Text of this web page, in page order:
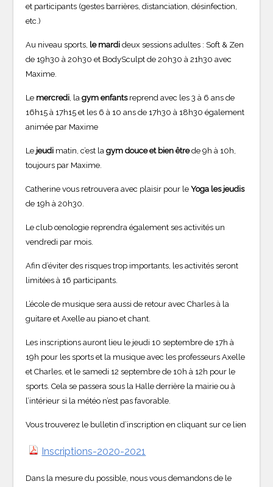
et participants (gestes barrières, distanciation, désinfection,
etc.)
Au niveau sports, le mardi deux sessions adultes : Soft & Zen
de 19h30 à 20h30 et BodySculpt de 20h30 à 21h30 avec
Maxime.
Le mercredi , la gym enfantsreprend avec les 3 à 6 ans de
16h15 à 17h15 et les 6 à 10 ans de 17h30 à 18h30 également
animée par Maxime
Le jeudi matin, c’est lagym douce et bien êtrede 9h à 10h,
toujours par Maxime.
Catherine vous retrouvera avec plaisir pour leYoga les jeudis
de 19h à 20h30.
Le club œnologie reprendra également ses activités un
vendredi par mois.
Afin d’éviter des risques trop importants, les activités seront
limitées à 16 participants.
L’école de musique sera aussi de retour avec Charles à la
guitare et Axelle au piano et chant.
Les inscriptions auront lieu le jeudi 10 septembre de 17h à
19h pour les sports et la musique avec les professeurs Axelle
et Charles, et le samedi 12 septembre de 10h à 12h pour le
sports. Cela se passera sous la Halle derrière la mairie ou à
l’intérieur si la météo n’est pas favorable.
Vous trouverez le bulletin d’inscription en cliquant sur ce lien
Inscriptions-2020-2021
Dans la mesure du possible, nous vous demandons de le